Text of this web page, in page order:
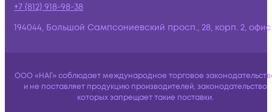
+7 (812) 918-98-38
194044, Большой Сампсониевский просп., 28, корп. 2,
ООО «НАГ» соблюдает международное торговое
и не поставляет продукцию производителей, законодательство
которых запрещает такие поставки.